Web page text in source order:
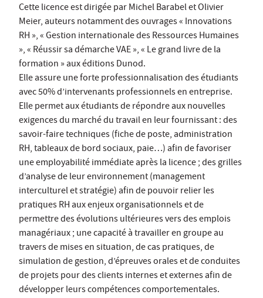
Cette licence est dirigée par Michel Barabel et Olivier
Meier, auteurs notamment des ouvrages « Innovations
RH », « Gestion internationale des Ressources Humaines
», « Réussir sa démarche VAE », « Le grand livre de la
formation » aux éditions Dunod.
Elle assure une forte professionnalisation des étudiants
avec 50% d’intervenants professionnels en entreprise.
Elle permet aux étudiants de répondre aux nouvelles
exigences du marché du travail en leur fournissant : des
savoir-faire techniques (fiche de poste, administration
RH, tableaux de bord sociaux, paie…) afin de favoriser
une employabilité immédiate après la licence ; des grilles
d’analyse de leur environnement (management
interculturel et stratégie) afin de pouvoir relier les
pratiques RH aux enjeux organisationnels et de
permettre des évolutions ultérieures vers des emplois
managériaux ; une capacité à travailler en groupe au
travers de mises en situation, de cas pratiques, de
simulation de gestion, d’épreuves orales et de conduites
de projets pour des clients internes et externes afin de
développer leurs compétences comportementales.